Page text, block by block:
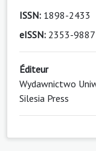
ISSN: 1898-2433
eISSN: 2353-9887
Éditeur
Wydawnictwo
Silesia Press